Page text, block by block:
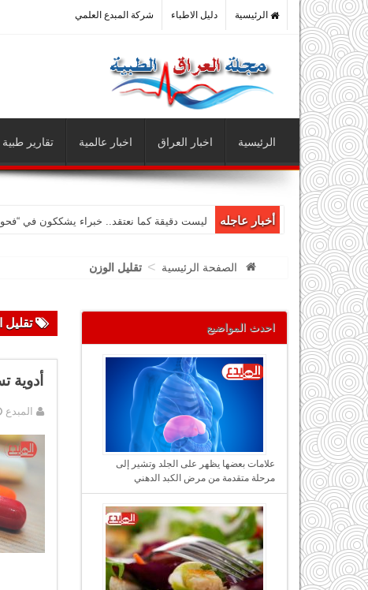
الرئيسية دليل الاطباء شركة المبدع العلمي
الرئيسية اخبار العراق اخبار عالمية تقارير طبية
أخبار عاجله ليست دقيقة كما نعتقد.. خبراء يشككون في
الصفحة الرئيسية > تقليل الوزن
تقليل
أدوية
المبدع
احدث المواضيع
علامات بعضها يظهر على الجلد وتشير إلى
مرحلة متقدمة من مرض الكبد الدهني